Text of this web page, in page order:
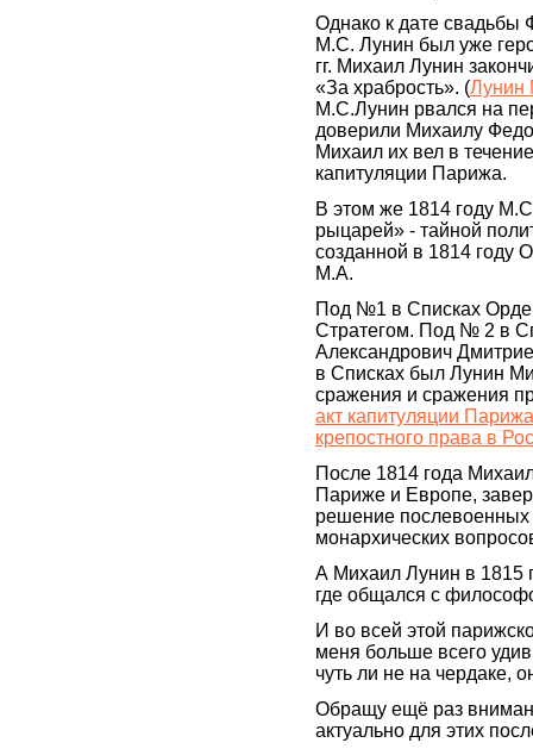
Однако к дате свадьбы
М.С. Лунин был уже
гг. Михаил Лунин
«За храбрость». (Лунин
М.С.Лунин рвался на
доверили Михаилу
Михаил их вел в
капитуляции Парижа.
В этом же 1814 году
рыцарей» - тайной
созданной в 1814
М.А.
Под №1 в Списках
Стратегом. Под № 2 в
Александрович
в Списках был Лунин
сражения и сражения
акт капитуляции
крепостного права в
После 1814 года
Париже и Европе,
решение послевоенных
монархических
А Михаил Лунин в 1815
где общался с
И во всей этой
меня больше всего
чуть ли не на чердаке,
Обращу ещё раз
актуально для этих